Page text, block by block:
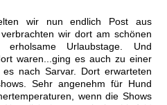
wir nun endlich Post aus
wir dort am schönen
Urlaubstage. Und
waren...ging es auch zu einer
nach Sarvar. Dort erwarteten
Sehr angenehm für Hund
wenn die Shows